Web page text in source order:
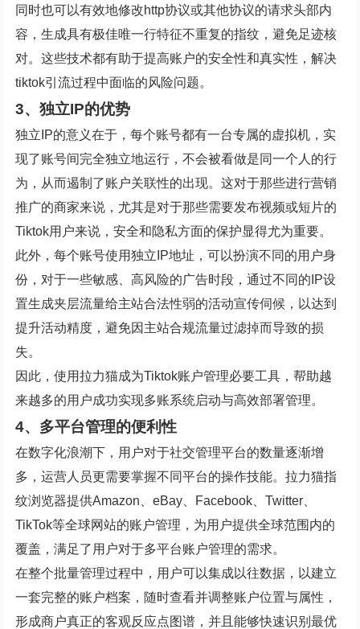
同时也可以有效地修改http协议或其他协议的请求头部内
容，生成具有极佳唯一行特征不重复的指纹，避免足迹核
对。这些技术都有助于提高账户的安全性和真实性，解决
tiktok引流过程中面临的风险问题。
3、独立IP的优势
独立IP的意义在于，每个账号都有一台专属的虚拟机，实
现了账号间完全独立地运行，不会被看做是同一个人的行
为，从而遏制了账户关联性的出现。这对于那些进行营销
推广的商家来说，尤其是对于那些需要发布视频或短片的
Tiktok用户来说，安全和隐私方面的保护显得尤为重要。
此外，每个账号使用独立IP地址，可以扮演不同的用户身
份，对于一些敏感、高风险的广告时段，通过不同的IP设
置生成夹层流量给主站合法性弱的活动宣传伺候，以达到
提升活动精度，避免因主站合规流量过滤掉而导致的损
失。
因此，使用拉力猫成为Tiktok账户管理必要工具，帮助越
来越多的用户成功实现多账系统启动与高效部署管理。
4、多平台管理的便利性
在数字化浪潮下，用户对于社交管理平台的数量逐渐增
多，运营人员更需要掌握不同平台的操作技能。拉力猫指
纹浏览器提供Amazon、eBay、Facebook、Twitter、
TikTok等全球网站的账户管理，为用户提供全球范围内的
覆盖，满足了用户对于多平台账户管理的需求。
在整个批量管理过程中，用户可以集成以往数据，以建立
一套完整的账户档案，随时查看并调整账户位置与属性，
形成商户真正的客观反应点图谱，并且能够快速识别最优